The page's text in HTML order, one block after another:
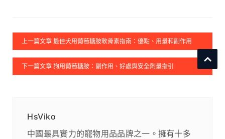
上一篇文章 最佳犬用葡萄糖胺軟骨素指南：優點、用量和副作用
下一篇文章 狗用葡萄糖胺：副作用、好處與安全劑量指引
HsViko
中國最具實力的寵物用品品牌之一。擁有十多